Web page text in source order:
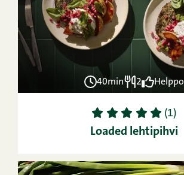
40min 2 Helppo
1 2 3 4 5 (1)
Loaded lehtipihvi